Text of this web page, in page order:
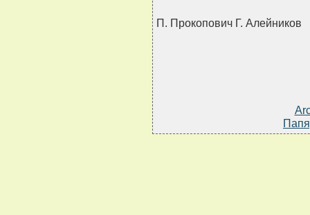
П. Прокопович Г. Алейников